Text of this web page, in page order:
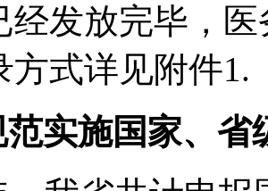
经发放完毕，
方式详见附件1.
实施国家、省